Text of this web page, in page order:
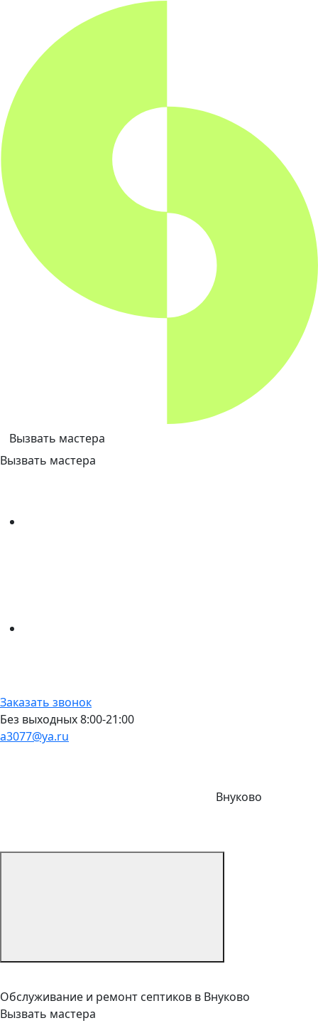
Вызвать мастера
Вызвать мастера
Заказать звонок
Без выходных 8:00-21:00
a3077@ya.ru
Внуково
Обслуживание и ремонт септиков в Внуково
Вызвать мастера